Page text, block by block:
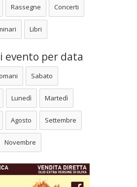
Rassegne Concerti
Libri
evento per data
Sabato
Lunedì Martedì
Agosto Settembre
Novembre